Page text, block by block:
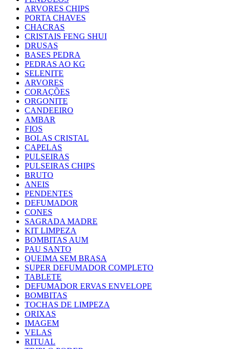
ARVORES CHIPS
PORTA CHAVES
CHACRAS
CRISTAIS FENG SHUI
DRUSAS
BASES PEDRA
PEDRAS AO KG
SELENITE
ARVORES
CORAÇÕES
ORGONITE
CANDEEIRO
AMBAR
FIOS
BOLAS CRISTAL
CAPELAS
PULSEIRAS
PULSEIRAS CHIPS
BRUTO
ANEIS
PENDENTES
DEFUMADOR
CONES
SAGRADA MADRE
KIT LIMPEZA
BOMBITAS AUM
PAU SANTO
QUEIMA SEM BRASA
SUPER DEFUMADOR COMPLETO
TABLETE
DEFUMADOR ERVAS ENVELOPE
BOMBITAS
TOCHAS DE LIMPEZA
ORIXAS
IMAGEM
VELAS
RITUAL